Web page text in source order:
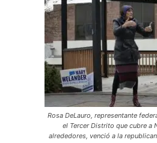
Rosa DeLauro, representante
el Tercer Distrito que cubre a
alrededores, venció a la